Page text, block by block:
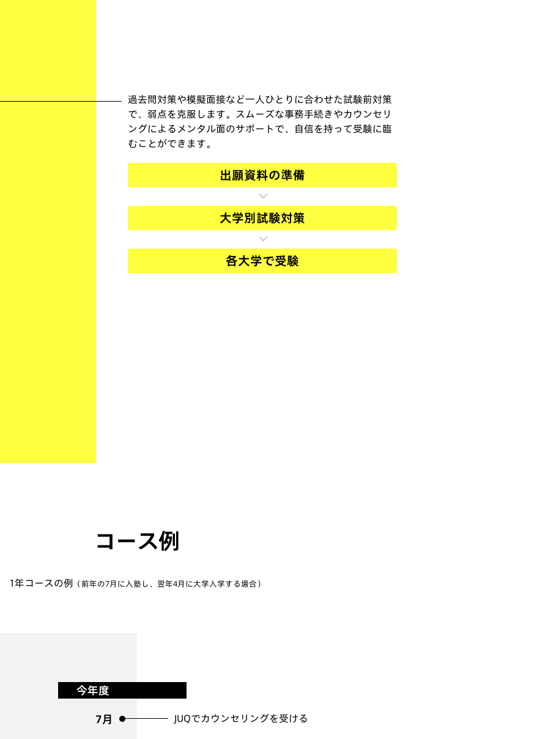
過去問対策や模擬面接など一人ひとりに合わせた試験前対策
で、弱点を克服します。スムーズな事務手続きやカウンセリ
ングによるメンタル面のサポートで、自信を持って受験に臨
むことができます。
出願資料の準備
大学別試験対策
各大学で受験
コース例
1年コースの例 （前年の7月に入塾し、翌年4月に大学入学する場合）
今年度
7月
JUQでカウンセリングを受ける